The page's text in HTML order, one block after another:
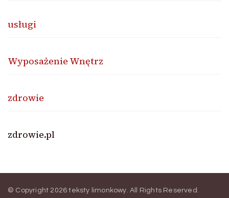
usługi
Wyposażenie Wnętrz
zdrowie
zdrowie.pl
© Copyright 2026teksty limonkowy. All Rights Reserved.